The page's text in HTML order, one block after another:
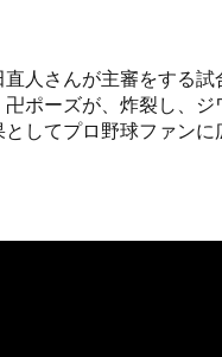
人さんが主審をする試
卍ポーズが、炸裂し、ジ
してプロ野球ファンに